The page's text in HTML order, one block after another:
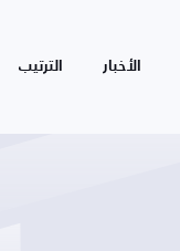
الأخبار الترتيب